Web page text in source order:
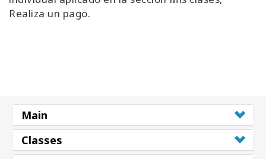
Realiza un pago.
Main
Classes